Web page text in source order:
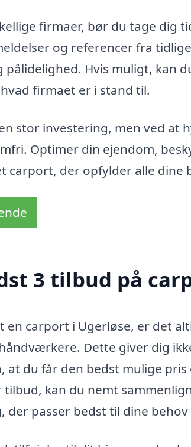
firmaer, bør du tage dig
og referencer fra
Hvis muligt, kan
firmaet er i stand til.
stor investering, men ved at
Optimer din ejendom,
carport, der opfylder alle dine
3 tilbud på
en carport i Ugerløse, er det
Dette giver dig
at du får den bedst mulige
kan du nemt
der passer bedst til dine